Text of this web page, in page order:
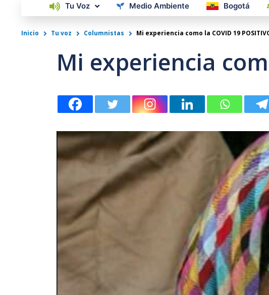
Tu Voz Medio Ambiente Bogotá
Inicio Tu voz Columnistas Mi experiencia como la COVID 19
Mi experiencia